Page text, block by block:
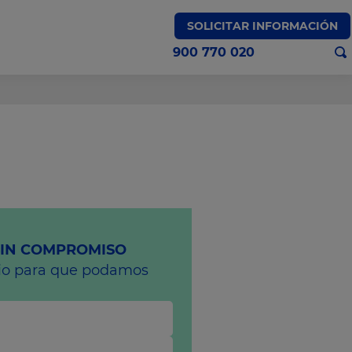
SOLICITAR INFORMACIÓN
900 770 020
COMPROMISO
para que podamos